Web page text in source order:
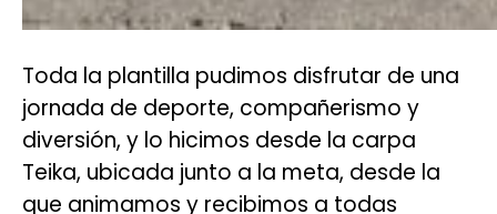
Toda la plantilla pudimos disfrutar de una
jornada de deporte, compañerismo y
diversión, y lo hicimos desde la carpa
Teika, ubicada junto a la meta, desde la
que animamos y recibimos a todas